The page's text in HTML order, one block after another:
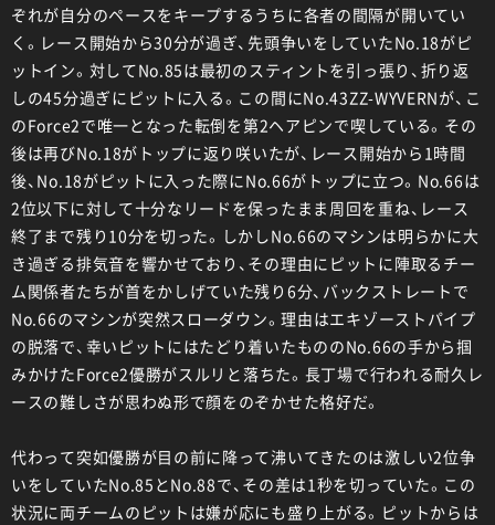
ぞれが自分のペースをキープするうちに各者の間隔が開いてい
く。レース開始から30分が過ぎ、先頭争いをしていたNo.18がピ
ットイン。対してNo.85は最初のスティントを引っ張り、折り返
しの45分過ぎにピットに入る。この間にNo.43ZZ-WYVERNが、こ
のForce2で唯一となった転倒を第2ヘアピンで喫している。その
後は再びNo.18がトップに返り咲いたが、レース開始から1時間
後、No.18がピットに入った際にNo.66がトップに立つ。No.66は
2位以下に対して十分なリードを保ったまま周回を重ね、レース
終了まで残り10分を切った。しかしNo.66のマシンは明らかに大
き過ぎる排気音を響かせており、その理由にピットに陣取るチー
ム関係者たちが首をかしげていた残り6分、バックストレートで
No.66のマシンが突然スローダウン。理由はエキゾーストパイプ
の脱落で、幸いピットにはたどり着いたもののNo.66の手から掴
みかけたForce2優勝がスルリと落ちた。長丁場で行われる耐久レ
ースの難しさが思わぬ形で顔をのぞかせた格好だ。
代わって突如優勝が目の前に降って沸いてきたのは激しい2位争
いをしていたNo.85とNo.88で、その差は1秒を切っていた。この
状況に両チームのピットは嫌が応にも盛り上がる。ピットからは